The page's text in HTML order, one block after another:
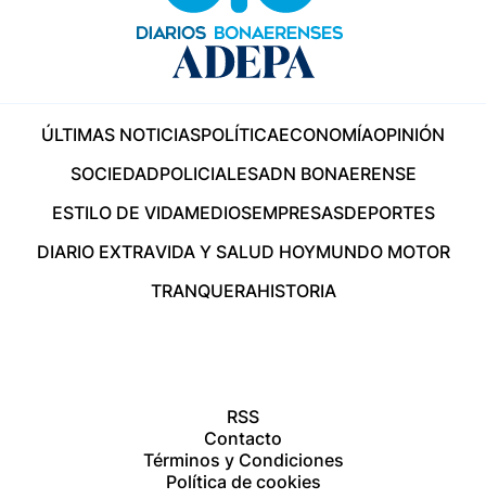
ÚLTIMAS NOTICIASPOLÍTICAECONOMÍAOPINIÓN
SOCIEDADPOLICIALESADN BONAERENSE
ESTILO DE VIDAMEDIOSEMPRESASDEPORTES
DIARIO EXTRAVIDA Y SALUD HOYMUNDO MOTOR
TRANQUERAHISTORIA
RSS
Contacto
Términos y Condiciones
Política de cookies